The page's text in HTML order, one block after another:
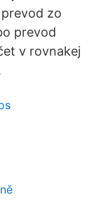
zo
prevod
v rovnakej